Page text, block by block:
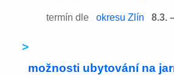
termín dle okresu Zlín 8.3.
>
možnosti ubytování na